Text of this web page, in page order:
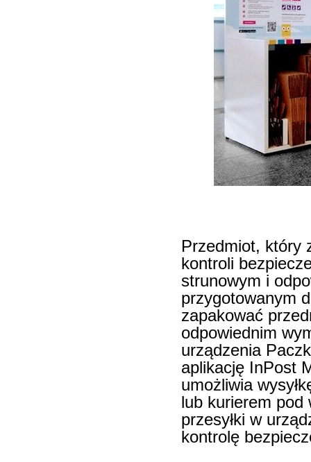
Przedmiot, który
kontroli
strunowym i
przygotowanym
zapakować
odpowiednim
urządzenia
aplikację InPost
umożliwia
lub kurierem pod
przesyłki w
kontrolę